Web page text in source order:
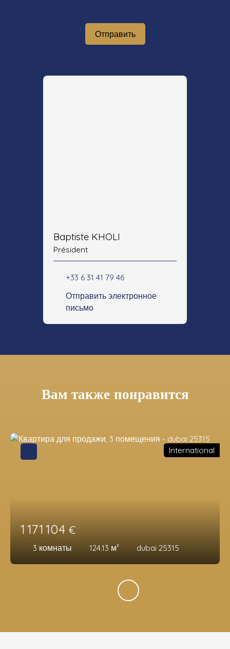
Отправить
Baptiste KHOLI
Président
+33 6 31 41 79 46
Отправить электронное
письмо
Вам также понравится
1 171 104 €
3 комнаты 124.13 м² dubai 25315
International